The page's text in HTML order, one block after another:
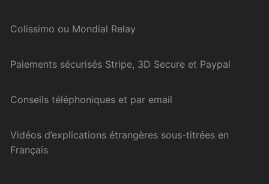
Colissimo ou Mondial Relay
Paiements sécurisés Stripe, 3D Secure et Paypal
Conseils téléphoniques et par email
Vidéos d’explications étrangères sous-titrées en
Français